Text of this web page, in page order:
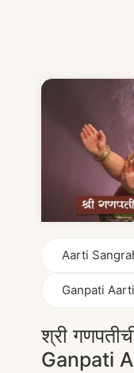
Aarti
Ganpati Aarti
श्री
Ganpati